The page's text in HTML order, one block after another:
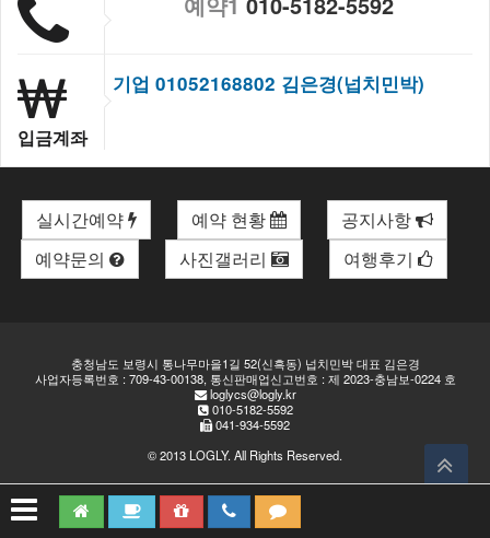
입금계좌
기업 01052168802 김은경(넙치민박)
실시간예약 예약 현황
공지사항
예약문의
사진갤러리 여행후기
충청남도 보령시 통나무마을1길 52(신흑동) 넙치민박 대표 김은경
사업자등록번호 : 709-43-00138, 통신판매업신고번호 : 제 2023-충남보-0224 호
loglycs@logly.kr
010-5182-5592
041-934-5592
© 2013 LOGLY. All Rights Reserved.